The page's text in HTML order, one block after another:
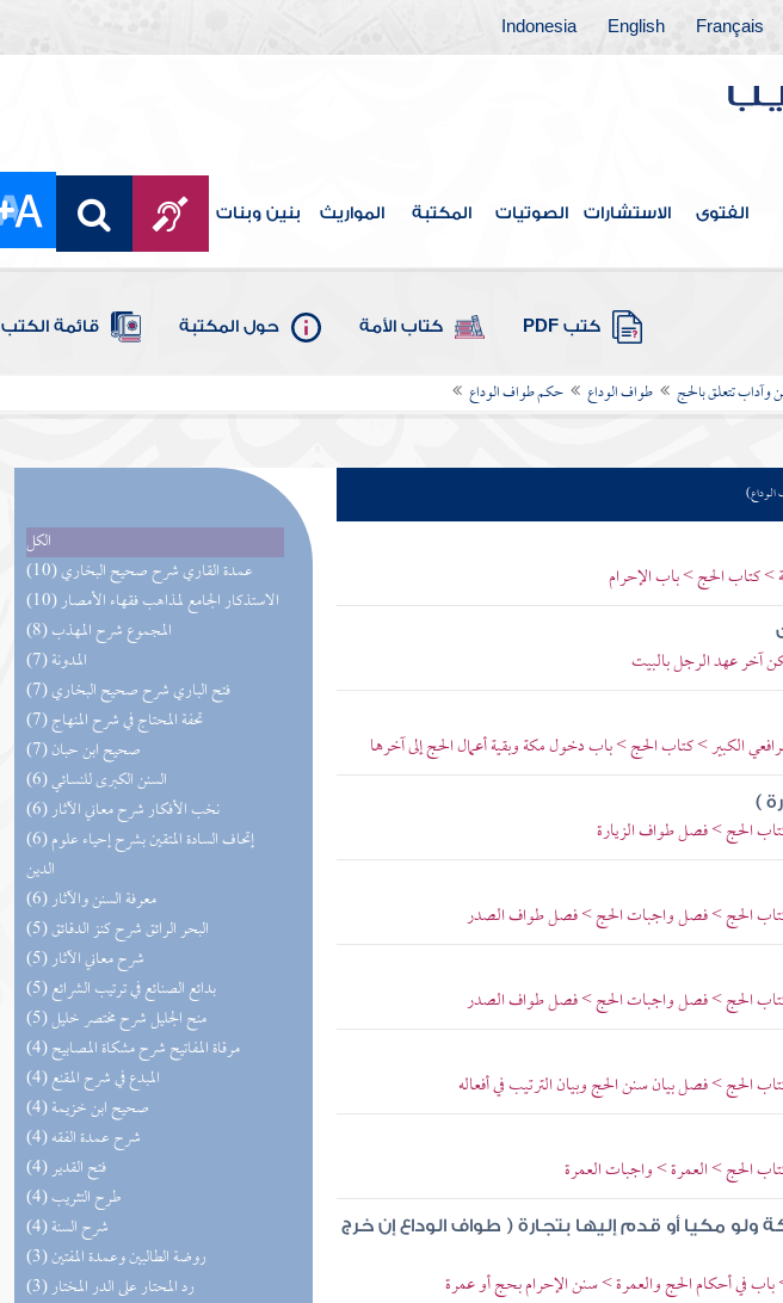
Français
English
Indonesia
الفتوى الاستشارات الصوتيات المكتبة المواريث بنين وبنات
كتب PDF كتاب الأمة حول المكتبة قائمة الكتب
وآداب تتعلق بالحج طواف الوداع حكم طواف الوداع
الكل
(10) عمدة القاري شرح صحيح البخاري
(10) الاستذكار الجامع لمذاهب فقهاء الأمصار
(8) المجموع شرح المهذب
(7) المدونة
(7) فتح الباري شرح صحيح البخاري
(7) تحفة المحتاج في شرح المنهاج
(7) صحيح ابن حبان
(6) السنن الكبرى للنسائي
(6) نخب الأفكار شرح معاني الآثار
(6) إتحاف السادة المتقين بشرح إحياء علوم
الدين
(6) معرفة السنن والآثار
(5) البحر الرائق شرح كنز الدقائق
(5) شرح معاني الآثار
(5) بدائع الصنائع في ترتيب الشرائع
(5) منح الجليل شرح مختصر خليل
(4) مرقاة المفاتيح شرح مشكاة المصابيح
(4) المبدع في شرح المقنع
(4) صحيح ابن خزيمة
(4) شرح عمدة الفقه
(4) فتح القدير
(4) طرح التثريب
(4) شرح السنة
(3) روضة الطالبين وعمدة المفتين
(3) رد المحتار على الدر المختار
> كتاب الحج > باب الإحرام
آخر عهد الرجل بالبيت
الكبير > كتاب الحج > باب دخول مكة وبقية أعمال الحج إلى آخرها
)
الحج > فصل طواف الزيارة
كتاب الحج > فصل واجبات الحج > فصل طواف الصدر
كتاب الحج > فصل واجبات الحج > فصل طواف الصدر
الحج > فصل بيان سنن الحج وبيان الترتيب في أفعاله
الحج > العمرة > واجبات العمرة
مكيا أو قدم إليها بتجارة ( طواف الوداع إن خرج
في أحكام الحج والعمرة > سنن الإحرام بحج أو عمرة